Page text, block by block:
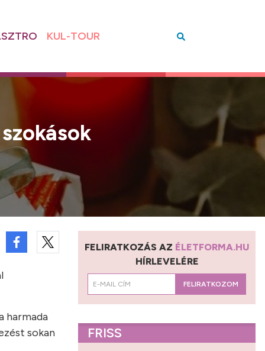
KUL-TOUR
harmada
sokan
FELIRATKOZÁS AZ ÉLETFORMA.HU
HÍRLEVELÉRE
FELIRATKOZOM
FRISS